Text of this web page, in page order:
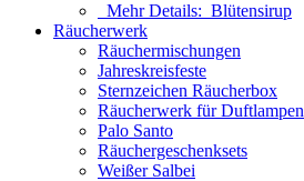
Mehr Details: Blütensirup
Räucherwerk
Räuchermischungen
Jahreskreisfeste
Sternzeichen Räucherbox
Räucherwerk für Duftlampen
Palo Santo
Räuchergeschenksets
Weißer Salbei